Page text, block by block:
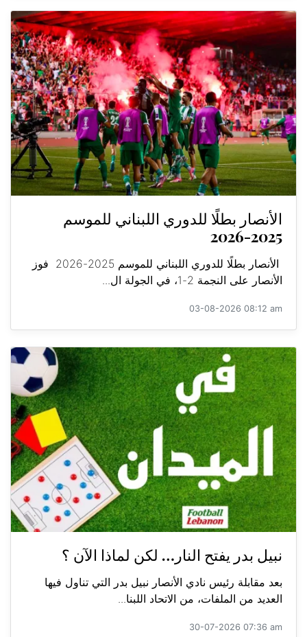
الأنصار بطلًا للدوري اللبناني للموسم
2025-2026
الأنصار بطلًا للدوري اللبناني للموسم 2025-2026 فوز
الأنصار على النجمة 2-1، في الجولة ال...
03-08-2026 08:12 am
نبيل بدر يفتح النار… لكن لماذا الآن ؟
بعد مقابلة رئيس نادي الأنصار نبيل بدر التي تناول فيها
العديد من الملفات، من الاتحاد اللبنا...
30-07-2026 07:36 am